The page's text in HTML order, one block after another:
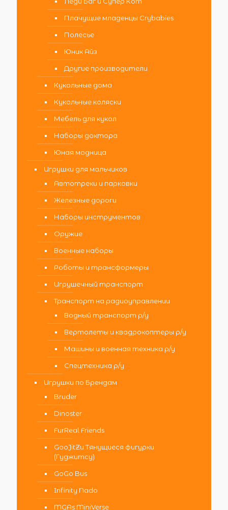
Плачущие младенцы Crybabies
Полесье
Юник Айз
Другие производители
Кукольные дома
Кукольные коляски
Мебель для кукол
Наборы доктора
Юная модница
Игрушки для мальчиков
Автотреки и парковки
Железные дороги
Наборы инструментов
Оружие
Военные наборы
Роботы и трансформеры
Игрушечный транспорт
Транспорт на радиоуправлении
Водный транспорт р/у
Вертолеты и квадрокоптеры р/у
Машины и военная техника р/у
Спецтехника р/у
Игрушки по Брендам
Bruder
Dinoster
FurReal Friends
GooJitZu Тянущиеся фигурки
(Гуджитсу)
GoGo Bus
Infinity Nado
MGAs MiniVerse